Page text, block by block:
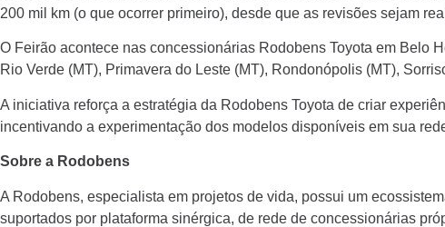
200 mil km (o que ocorrer primeiro), desde que as revisões sejam
O Feirão acontece nas concessionárias Rodobens Toyota em Belo
Rio Verde (MT), Primavera do Leste (MT), Rondonópolis (MT),
A iniciativa reforça a estratégia da Rodobens Toyota de criar
incentivando a experimentação dos modelos disponíveis em sua
Sobre a Rodobens
A Rodobens, especialista em projetos de vida, possui um
suportados por plataforma sinérgica, de rede de concessionárias